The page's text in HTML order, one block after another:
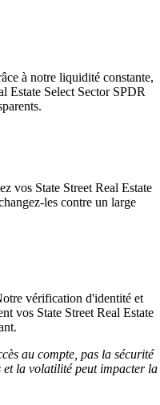
à notre liquidité constante,
Estate Select Sector SPDR
vos State Street Real Estate
les contre un large
vérification d'identité et
vos State Street Real Estate
au compte, pas la sécurité
et la volatilité peut impacter la